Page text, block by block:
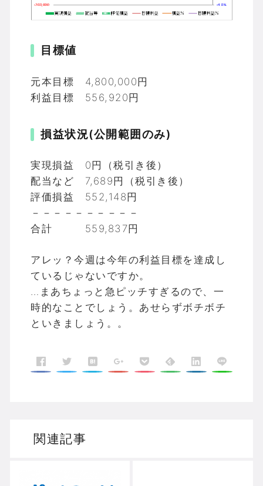
目標値
元本目標 4,800,000円
利益目標 556,920円
損益状況(公開範囲のみ)
実現損益 0円（税引き後）
配当など 7,689円（税引き後）
評価損益 552,148円
－－－－－－－－－－
合計 559,837円
アレッ？今週は今年の利益目標を達成し
ているじゃないですか。
…まあちょっと急ピッチすぎるので、一
時的なことでしょう。あせらずボチボチ
といきましょう。。
関連記事